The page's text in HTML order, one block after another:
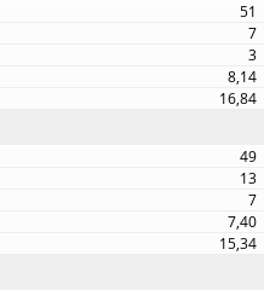
51
7
3
8,14
16,84
49
13
7
7,40
15,34